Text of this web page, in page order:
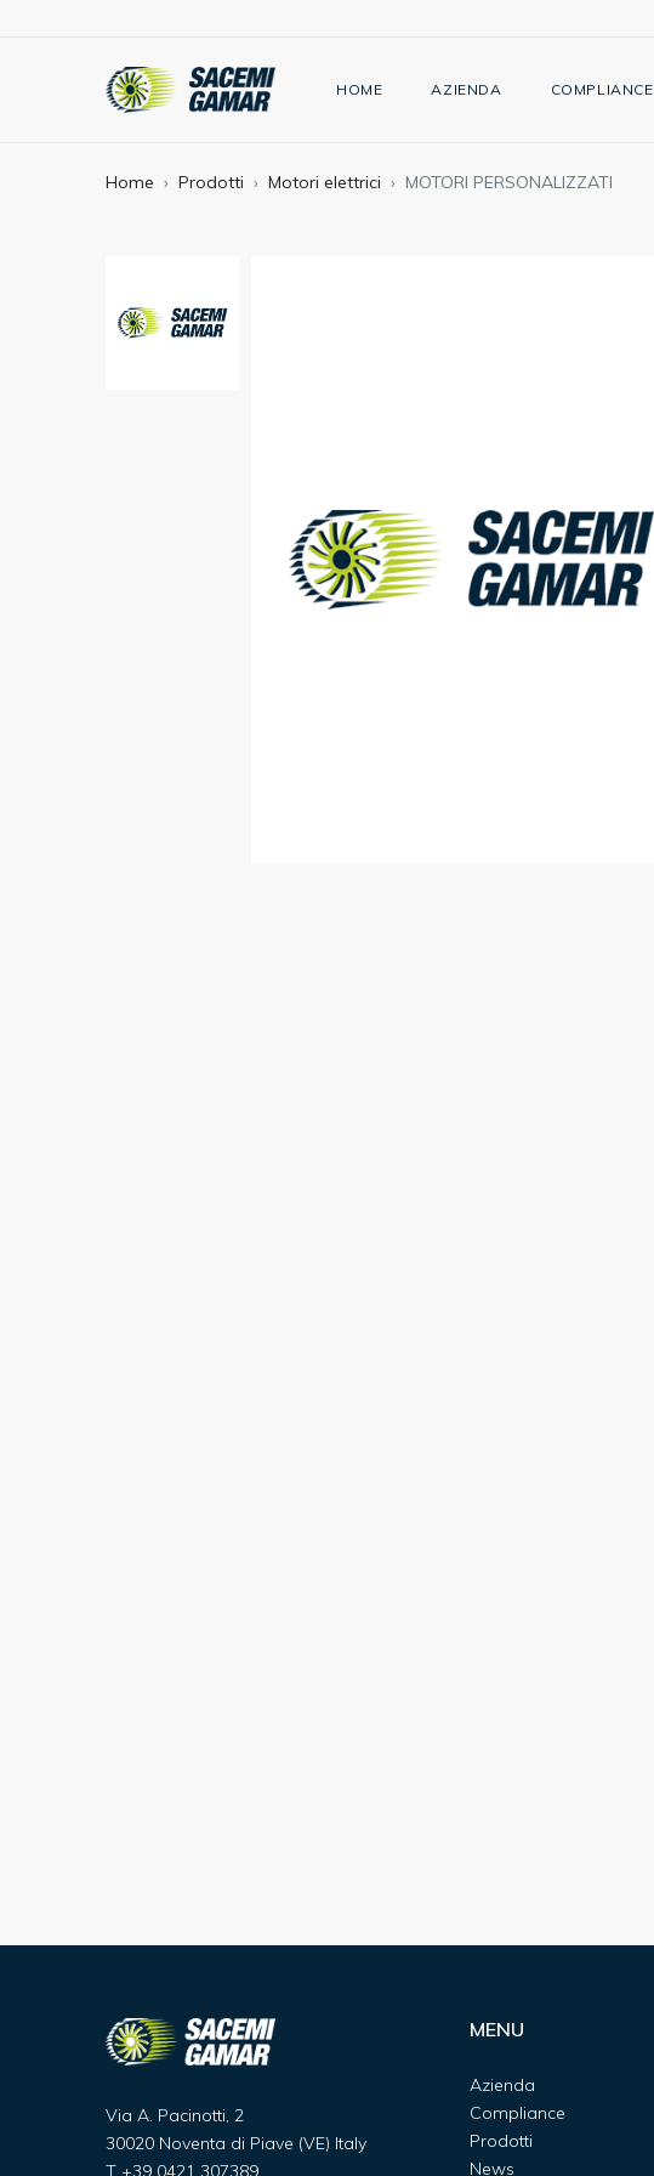
HOME AZIENDA COMPLIANCE
Home Prodotti Motori elettrici MOTORI PERSONALIZZATI
Via A. Pacinotti, 2
30020 Noventa di Piave (VE) Italy
T +39 0421 307389
MENU
Azienda
Compliance
Prodotti
News